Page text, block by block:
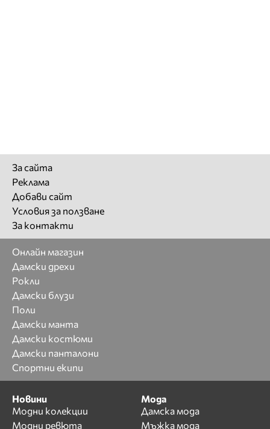
За сайта
Реклама
Добави сайт
Условия за ползване
За контакти
Онлайн магазин
Дамски дрехи
Рокли
Дамски блузи
Поли
Дамски манта
Дамски костюми
Дамски панталони
Спортни екипи
Новини
Модни колекции
Модни ревюта
Мода
Дамска мода
Мъжка мода